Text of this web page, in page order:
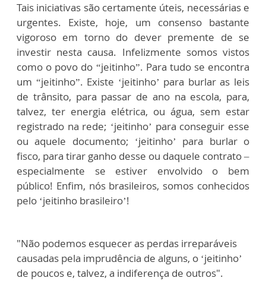
Tais iniciativas são certamente úteis, necessárias e
urgentes. Existe, hoje, um consenso bastante
vigoroso em torno do dever premente de se
investir nesta causa. Infelizmente somos vistos
como o povo do “jeitinho”. Para tudo se encontra
um “jeitinho”. Existe ‘jeitinho’ para burlar as leis
de trânsito, para passar de ano na escola, para,
talvez, ter energia elétrica, ou água, sem estar
registrado na rede; ‘jeitinho’ para conseguir esse
ou aquele documento; ‘jeitinho’ para burlar o
fisco, para tirar ganho desse ou daquele contrato –
especialmente se estiver envolvido o bem
público! Enfim, nós brasileiros, somos conhecidos
pelo ‘jeitinho brasileiro’!
"Não podemos esquecer as perdas irreparáveis
causadas pela imprudência de alguns, o ‘jeitinho’
de poucos e, talvez, a indiferença de outros".